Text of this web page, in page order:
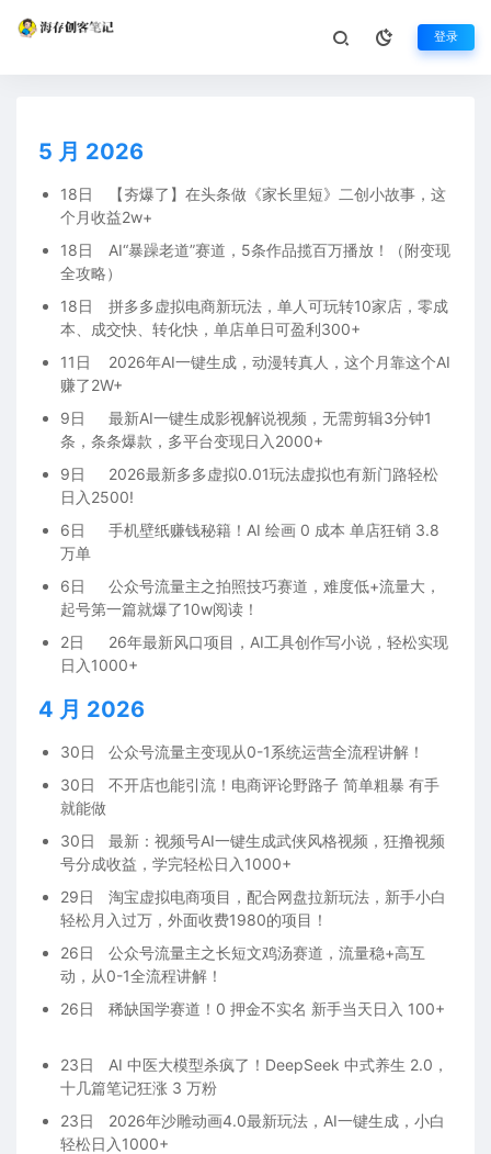
登录
5 月 2026
18日
【夯爆了】在头条做《家长里短》二创小故事，这
个月收益2w+
18日
AI“暴躁老道”赛道，5条作品揽百万播放！（附变现
全攻略）
18日
拼多多虚拟电商新玩法，单人可玩转10家店，零成
本、成交快、转化快，单店单日可盈利300+
11日
2026年AI一键生成，动漫转真人，这个月靠这个AI
赚了2W+
9日
最新AI一键生成影视解说视频，无需剪辑3分钟1
条，条条爆款，多平台变现日入2000+
9日
2026最新多多虚拟0.01玩法虚拟也有新门路轻松
日入2500!
6日
手机壁纸赚钱秘籍！AI 绘画 0 成本 单店狂销 3.8
万单
6日
公众号流量主之拍照技巧赛道，难度低+流量大，
起号第一篇就爆了10w阅读！
2日
26年最新风口项目，AI工具创作写小说，轻松实现
日入1000+
4 月 2026
30日
公众号流量主变现从0-1系统运营全流程讲解！
30日
不开店也能引流！电商评论野路子 简单粗暴 有手
就能做
30日
最新：视频号AI一键生成武侠风格视频，狂撸视频
号分成收益，学完轻松日入1000+
29日
淘宝虚拟电商项目，配合网盘拉新玩法，新手小白
轻松月入过万，外面收费1980的项目！
26日
公众号流量主之长短文鸡汤赛道，流量稳+高互
动，从0-1全流程讲解！
26日
稀缺国学赛道！0 押金不实名 新手当天日入 100+
23日
AI 中医大模型杀疯了！DeepSeek 中式养生 2.0，
十几篇笔记狂涨 3 万粉
23日
2026年沙雕动画4.0最新玩法，AI一键生成，小白
轻松日入1000+